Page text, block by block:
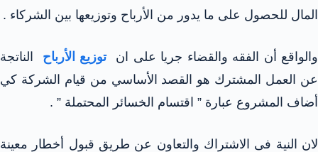
المال للحصول على ما يدور من الأرباح وتوزيعها بين الشركاء .
والواقع أن الفقه والقضاء جريا على انتوزيع الأرباح
الناتجة
عن العمل المشترك هو القصد الأساسي من قيام الشركة كي
أضاف المشروع عبارة ” اقتسام الخسائر المحتملة ” .
لان النية فى الاشتراك والتعاون عن طريق قبول أخطار معينة